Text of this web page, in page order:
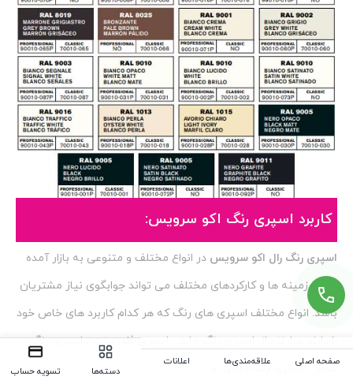
کاربرد اسپری رنگ اکو سرویس:
اسپری رنگ رال اکو سرویس در انواع مختلف و متنوعی به بازار آمده
که در زمینه ها و کارکردهای مختلف می تواند جوابگوی نیاز مشتریان
باشد. انواع مختلف اسپری های رنگ که هر کدام کاربرد های خاص خود
را دارند عبارتند از: اسپری رنگ مات ، اسپری فلورسنت ، اسپری رنگ
نسوز ، اسپری رنگ دودی و…
صفحه اصلی علاقه‌مندی‌ها
اعلانات
دسته‌ها
تسویه حساب